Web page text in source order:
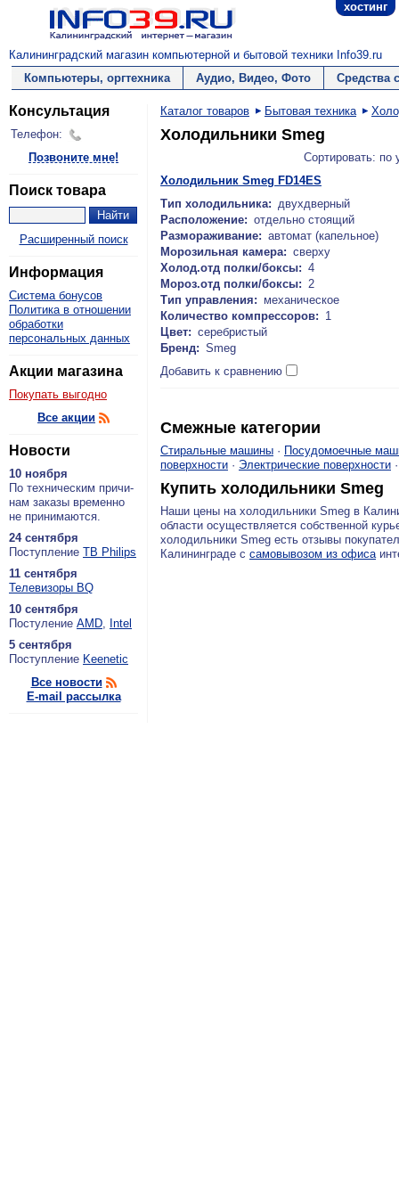
хостинг
Калининградский магазин компьютерной и бытовой техники Info39.ru
Компьютеры, оргтехника
Аудио, Видео, Фото Средства
Консультация
Телефон:
Позвоните мне!
Поиск товара
Расширенный поиск
Информация
Система бонусов
Политика в отношении
обработки
персональных данных
Акции магазина
Покупать выгодно
Все акции
Новости
10 ноября
По тех­ни­че­ским при­чи­
нам за­ка­зы вре­мен­но
не при­ни­ма­ют­ся.
24 сентября
По­ступ­ле­ние ТВ Philips
11 сентября
Теле­ви­зо­ры BQ
10 сентября
По­сту­ле­ние AMD, Intel
5 сентября
По­ступ­ле­ние Keenetic
Все новости
E-mail рассылка
Каталог товаров Бытовая техника
Холодильники Smeg
Сортировать:
Холодильник Smeg FD14ES
Тип холодильника: двухдверный
Расположение: отдельно стоящий
Размораживание: автомат (капельное)
Морозильная камера: сверху
Холод.отд полки/боксы: 4
Мороз.отд полки/боксы: 2
Тип управления: механическое
Количество компрессоров: 1
Цвет: серебристый
Бренд: Smeg
Добавить к сравнению
Смежные категории
Стиральные машины · Посудомоечные
поверхности · Электрические поверхности
Купить холодильники Smeg
Наши цены на холодильники Smeg в
области осуществляется собственной
холодильники Smeg есть отзывы
Калининграде с самовывозом из офиса